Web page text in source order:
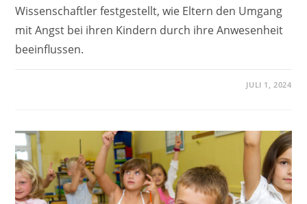
Wissenschaftler festgestellt, wie Eltern den Umgang
mit Angst bei ihren Kindern durch ihre Anwesenheit
beeinflussen.
JULI 1, 2024